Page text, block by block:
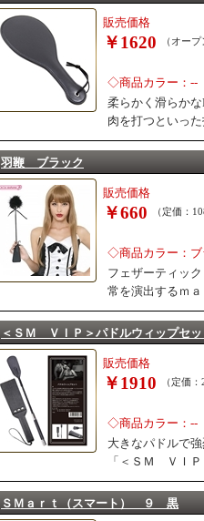
販売価格
￥1620 （オー
◇商品カラー：--
柔らかく滑らか
肉を打つといっ
羽鞭 ブラック
販売価格
￥660 （定価：
◇商品カラー：ブ
フェザーティッ
常を演出するｍ
＜ＳＭ ＶＩＰ＞パドルウィップセッ
販売価格
￥1910 （定価
◇商品カラー：--
大きなパドルで
「＜ＳＭ ＶＩ
ＳＭａｒｔ（スマート） ９ 黒